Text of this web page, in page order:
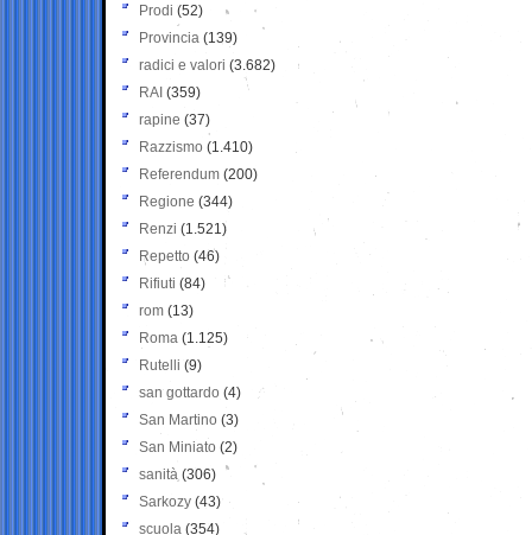
Prodi (52)
Provincia (139)
radici e valori (3.682)
RAI (359)
rapine (37)
Razzismo (1.410)
Referendum (200)
Regione (344)
Renzi (1.521)
Repetto (46)
Rifiuti (84)
rom (13)
Roma (1.125)
Rutelli (9)
san gottardo (4)
San Martino (3)
San Miniato (2)
sanità (306)
Sarkozy (43)
scuola (354)